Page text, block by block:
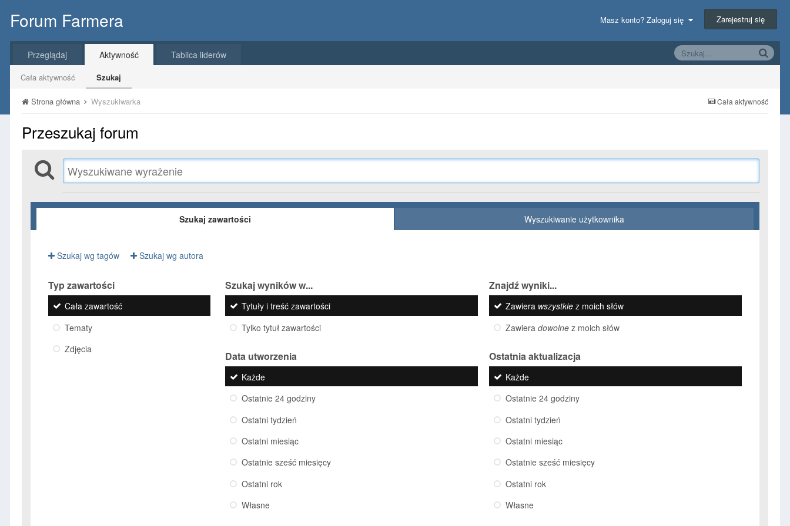
Forum Farmera Masz konto? Zaloguj się Zarejestruj się
Przeglądaj Aktywność
Cała aktywność Szukaj
Tablica liderów
Cała aktywność
Strona główna Wyszukiwarka
Przeszukaj forum
Szukaj zawartości Wyszukiwanie użytkownika
Szukaj wg tagów Szukaj wg autora
Typ zawartości
Cała zawartość
Tematy
Zdjęcia
Szukaj wyników w...
Tytuły i treść zawartości
Tylko tytuł zawartości
Znajdź wyniki...
Zawiera wszystkiez moich słów
Zawiera dowolnez moich słów
Data utworzenia
Każde
Ostatnie 24 godziny
Ostatni tydzień
Ostatni miesiąc
Ostatnie sześć miesięcy
Ostatni rok
Własne
Ostatnia aktualizacja
Każde
Ostatnie 24 godziny
Ostatni tydzień
Ostatni miesiąc
Ostatnie sześć miesięcy
Ostatni rok
Własne